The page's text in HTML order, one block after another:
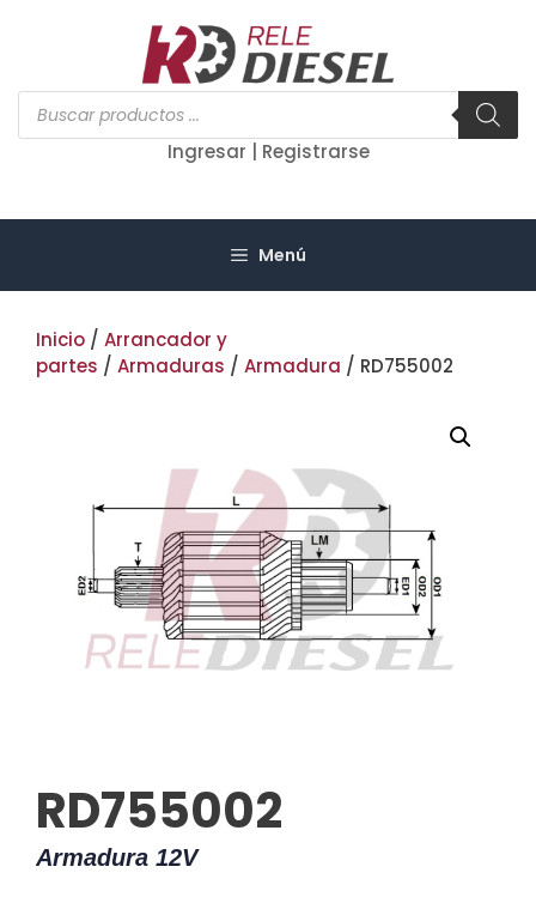
Búsqueda
de
productos
Ingresar | Registrarse
Menú
Inicio / Arrancador y
partes / Armaduras / Armadura / RD755002
RD755002
Armadura 12V